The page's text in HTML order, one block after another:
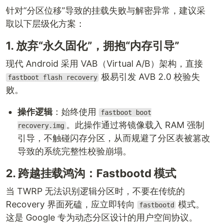
针对“分区位移”导致的挂载失败与解密异常，建议采
取以下层级化方案：
1. 放弃“永久固化”，拥抱“内存引导”
现代 Android 采用 VAB（Virtual A/B）架构，直接
fastboot flash recovery 极易引发 AVB 2.0 校验失
败。
操作逻辑：始终使用
fastboot boot
recovery.img 。此操作通过将镜像载入 RAM 强制
引导，不触碰闪存分区，从而规避了分区表被篡改
导致的系统完整性校验崩塌。
2. 跨越挂载鸿沟：Fastbootd 模式
当 TWRP 无法识别逻辑分区时，不要在传统的
Recovery 界面死磕，应立即转向
fastbootd
模式。
这是 Google 专为动态分区设计的用户空间协议。